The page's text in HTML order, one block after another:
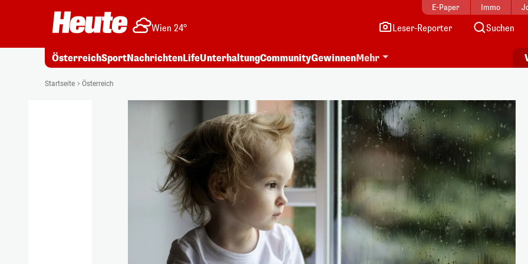
E-Paper Immo
Wien 24° Leser-Reporter Suchen
ÖsterreichSportNachrichtenLifeUnterhaltungCommunityGewinnenMehr
Startseite Österreich